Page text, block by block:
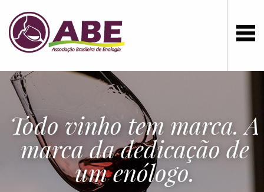
Todo vinho tem marca. A
marca da dedicação de
um enólogo.